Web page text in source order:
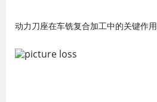
动力刀座在车铣复合加工中的关键作用